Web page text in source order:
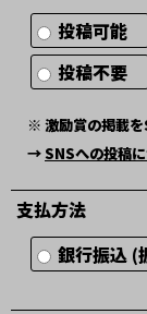
投稿可能
投稿不要
※ 激励賞の掲載
→SNSへの投稿
支払方法
銀行振込 (